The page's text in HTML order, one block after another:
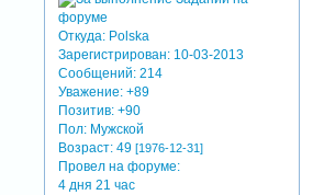
Откуда: Polska
Зарегистрирован: 10-03-2013
Сообщений: 214
Уважение: +89
Позитив: +90
Пол: Мужской
Возраст: 49[1976-12-31]
Провел на форуме:
4 дня 21 час